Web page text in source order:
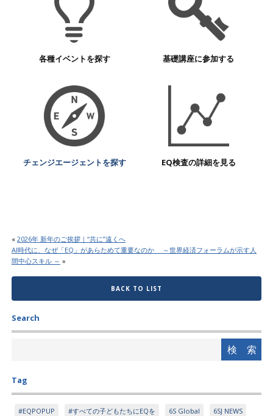
各種イベントを探す 基礎講座に参加する
チェンジエージェントを探す EQ検査の詳細を見る
« 2026年 新年のご挨拶｜“共に”遠くへ
AI時代に、なぜ「EQ」があらためて重要なのか ～世界経済フォーラムが示す人
間中心スキル ～ »
BACK TO LIST
Search
Tag
#EQPOPUP #すべての子どもたちにEQを 6S Global 6SJ NEWS